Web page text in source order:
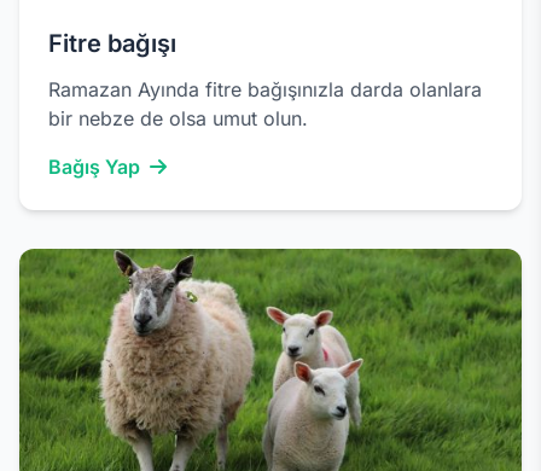
Fitre bağışı
Ramazan Ayında fitre bağışınızla darda olanlara
bir nebze de olsa umut olun.
Bağış Yap